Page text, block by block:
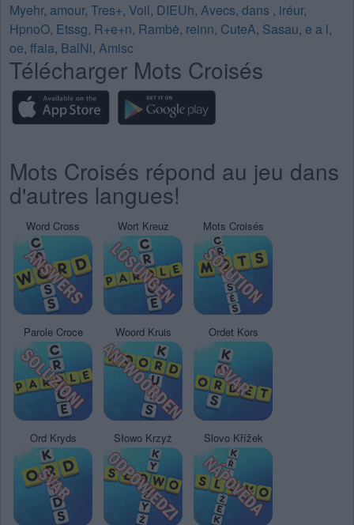
Myehr, amour, Tres+, Voil, DIEUh, Avecs, dans , iréur,
HpnoO, Etssg, R+e+n, Rambė, reinn, CuteA, Sasau, e a l,
oe, ffaia, BalNi, Amisc
Télécharger Mots Croisés
Mots Croisés répond au jeu dans
d'autres langues!
Word Cross Wort Kreuz Mots Croisés
Parole Croce Woord Kruis Ordet Kors
Ord Kryds Słowo Krzyż Slovo Křížek